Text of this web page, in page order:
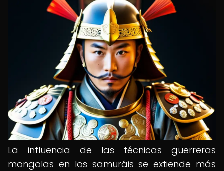
La influencia de las técnicas guerreras
mongolas en los samuráis se extiende más